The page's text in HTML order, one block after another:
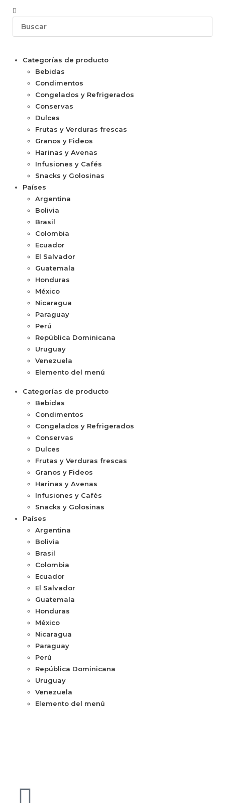
Categorías de producto
Bebidas
Condimentos
Congelados y Refrigerados
Conservas
Dulces
Frutas y Verduras frescas
Granos y Fideos
Harinas y Avenas
Infusiones y Cafés
Snacks y Golosinas
Países
Argentina
Bolivia
Brasil
Colombia
Ecuador
El Salvador
Guatemala
Honduras
México
Nicaragua
Paraguay
Perú
República Dominicana
Uruguay
Venezuela
Elemento del menú
Categorías de producto
Bebidas
Condimentos
Congelados y Refrigerados
Conservas
Dulces
Frutas y Verduras frescas
Granos y Fideos
Harinas y Avenas
Infusiones y Cafés
Snacks y Golosinas
Países
Argentina
Bolivia
Brasil
Colombia
Ecuador
El Salvador
Guatemala
Honduras
México
Nicaragua
Paraguay
Perú
República Dominicana
Uruguay
Venezuela
Elemento del menú